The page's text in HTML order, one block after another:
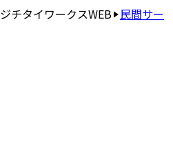
ジチタイワークスWEB 民間サー